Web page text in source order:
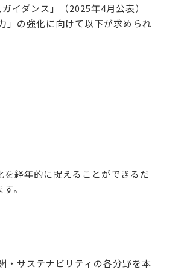
イダンス」（2025年4月公表）
」の強化に向けて以下が求められ
経年的に捉えることができるだ
。
・サステナビリティの各分野を本